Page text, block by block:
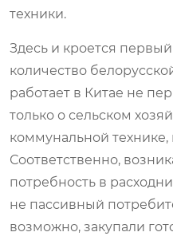
техники.
Здесь и кроется
количество
работает в Китае не
только о сельском
коммунальной технике,
Соответственно,
потребность в
не пассивный
возможно, закупали